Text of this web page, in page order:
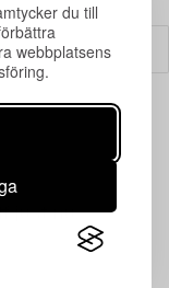
du till
webbplatsens
just nu.